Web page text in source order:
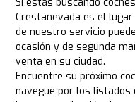
Crestanevada es el
de nuestro servicio
ocasión y de segunda
venta en su ciudad.
Encuentre su próximo
navegue por los